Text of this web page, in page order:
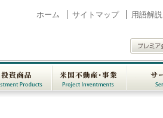
ホーム サイトマップ 用語解説